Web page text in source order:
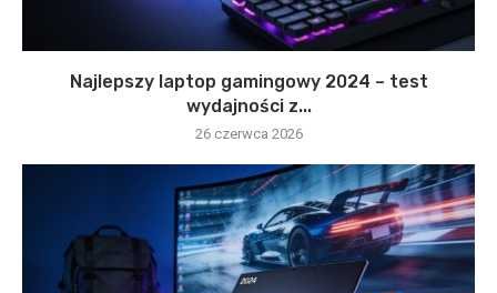
Najlepszy laptop gamingowy 2024 – test
wydajności z...
26 czerwca 2026